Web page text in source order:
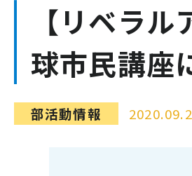
【リベラ
球市民講座
部活動情報